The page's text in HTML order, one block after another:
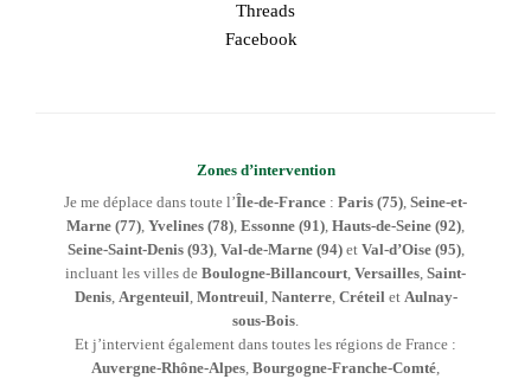
Threads
Facebook
Zones d’intervention
Je me déplace dans toute l’Île-de-France : Paris (75), Seine-et-
Marne (77), Yvelines (78), Essonne (91), Hauts-de-Seine (92),
Seine-Saint-Denis (93), Val-de-Marne (94)et Val-d’Oise (95),
incluant les villes de Boulogne-Billancourt, Versailles, Saint-
Denis, Argenteuil, Montreuil, Nanterre, Créteilet Aulnay-
sous-Bois.
Et j’intervient également dans toutes les régions de France :
Auvergne-Rhône-Alpes, Bourgogne-Franche-Comté,